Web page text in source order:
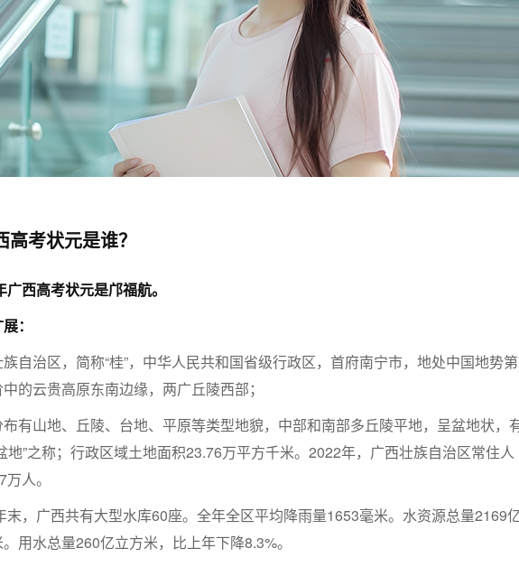
高考状元是谁？
广西高考状元是邝福航。
：
自治区，简称“桂”，中华人民共和国省级行政区，首府南宁市，地处中国地势第
的云贵高原东南边缘，两广丘陵西部；
布有山地、丘陵、台地、平原等类型地貌，中部和南部多丘陵平地，呈盆地状，
地”之称；行政区域土地面积23.76万平方千米。2022年，广西壮族自治区常住人
人。
末，广西共有大型水库60座。全年全区平均降雨量1653毫米。水资源总量2169
用水总量260亿立方米，比上年下降8.3%。